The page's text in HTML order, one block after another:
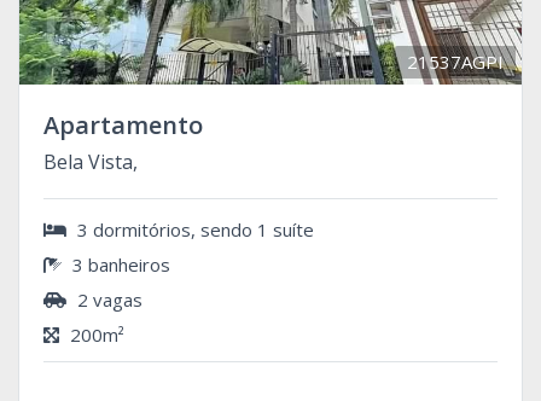
21537AGPI
Apartamento
Bela Vista,
3 dormitórios, sendo 1 suíte
3 banheiros
2 vagas
200m²